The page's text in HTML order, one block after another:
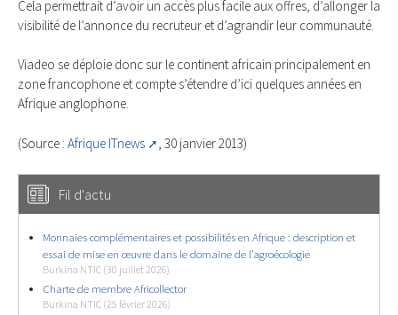
Cela permettrait d’avoir un accès plus facile aux offres, d’allonger la
visibilité de l’annonce du recruteur et d’agrandir leur communauté.
Viadeo se déploie donc sur le continent africain principalement en
zone francophone et compte s’étendre d’ici quelques années en
Afrique anglophone.
(Source : Afrique ITnews , 30 janvier 2013)
Fil d'actu
Monnaies complémentaires et possibilités en Afrique : description et
essai de mise en œuvre dans le domaine de l’agroécologie
Burkina NTIC (30 juillet 2026)
Charte de membre Africollector
Burkina NTIC (25 février 2026)